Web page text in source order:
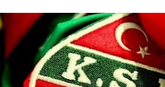
KÜLTÜR SANAT
MAGAZİN
POLİTİKA